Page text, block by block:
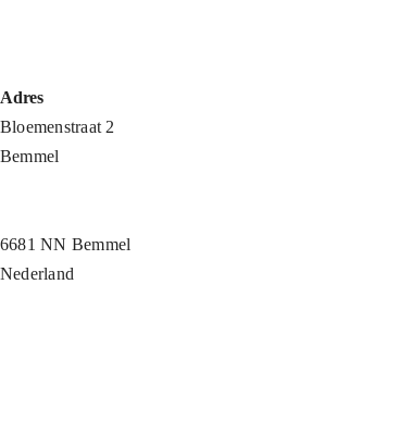
Adres
Bloemenstraat 2
Bemmel
6681 NN Bemmel
Nederland